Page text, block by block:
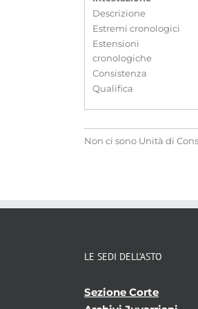
Descrizione
Estremi cronologici
Estensioni
cronologiche
Consistenza
Qualifica
Non ci sono Unità di
LE SEDI DELL’ASTO
Sezione Corte